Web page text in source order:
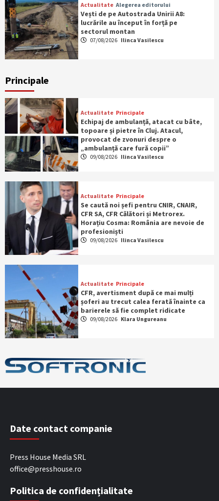
Actualitate Alegerea editorului
Vești de pe Autostrada Unirii A8:
lucrările au început în forță pe
sectorul montan
07/08/2026 Ilinca Vasilescu
Principale
Actualitate Principale
Echipaj de ambulanță, atacat cu bâte,
topoare și pietre în Cluj. Atacul,
provocat de zvonuri despre o
„ambulanță care fură copii”
09/08/2026 Ilinca Vasilescu
Actualitate Principale
Se caută noi șefi pentru CNIR, CNAIR,
CFR SA, CFR Călători și Metrorex.
Horațiu Cosma: România are nevoie de
profesioniști
09/08/2026 Ilinca Vasilescu
Actualitate Principale
CFR, avertisment după ce mai mulți
șoferi au trecut calea ferată înainte ca
barierele să fie complet ridicate
09/08/2026 Klara Ungureanu
Date contact companie
Press House Media SRL
office@presshouse.ro
Politica de confidențialitate